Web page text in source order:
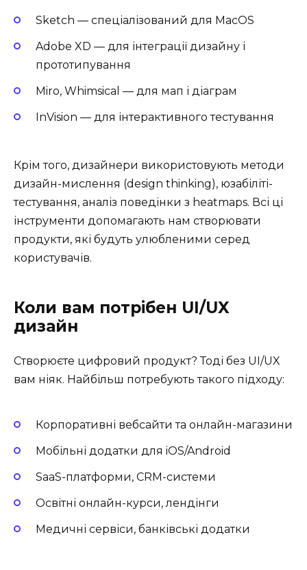
Sketch — спеціалізований для MacOS
Adobe XD — для інтеграції дизайну і
прототипування
Miro, Whimsical — для мап і діаграм
InVision — для інтерактивного тестування
Крім того, дизайнери використовують методи
дизайн-мислення (design thinking), юзабіліті-
тестування, аналіз поведінки з heatmaps. Всі ці
інструменти допомагають нам створювати
продукти, які будуть улюбленими серед
користувачів.
Коли вам потрібен UI/UX
дизайн
Створюєте цифровий продукт? Тоді без UI/UX
вам ніяк. Найбільш потребують такого підходу:
Корпоративні вебсайти та онлайн-магазини
Мобільні додатки для iOS/Android
SaaS-платформи, CRM-системи
Освітні онлайн-курси, лендінги
Медичні сервіси, банківські додатки